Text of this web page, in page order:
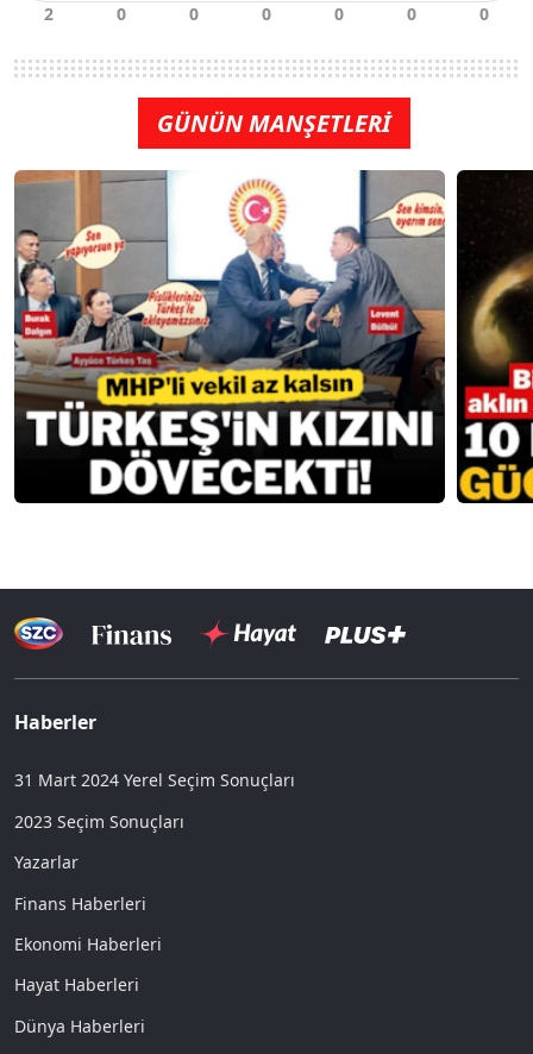
GÜNÜN MANŞETLERİ
Haberler
31 Mart 2024 Yerel Seçim Sonuçları
2023 Seçim Sonuçları
Yazarlar
Finans Haberleri
Ekonomi Haberleri
Hayat Haberleri
Dünya Haberleri